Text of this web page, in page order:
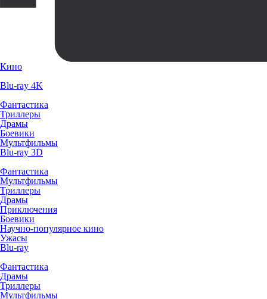
Кино
Blu-ray 4K
Фантастика
Триллеры
Драмы
Боевики
Мультфильмы
Blu-ray 3D
Фантастика
Мультфильмы
Триллеры
Драмы
Приключения
Боевики
Научно-популярное кино
Ужасы
Blu-ray
Фантастика
Драмы
Триллеры
Мультфильмы